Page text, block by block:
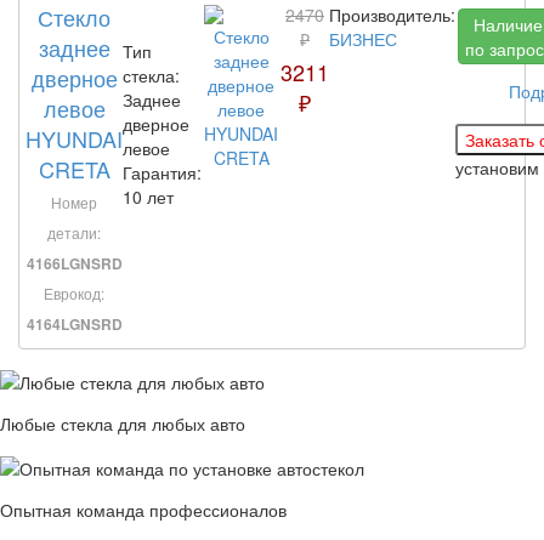
Стекло
заднее
дверное
левое
HYUNDAI
CRETA
Номер
детали:
4166LGNSRD
Еврокод:
4164LGNSRD
Тип
стекла:
Заднее
дверное
левое
Гарантия:
10 лет
2470
₽
3211
₽
Производитель:
БИЗНЕС
Наличие
по
установим
Любые стекла для любых авто
Опытная команда профессионалов